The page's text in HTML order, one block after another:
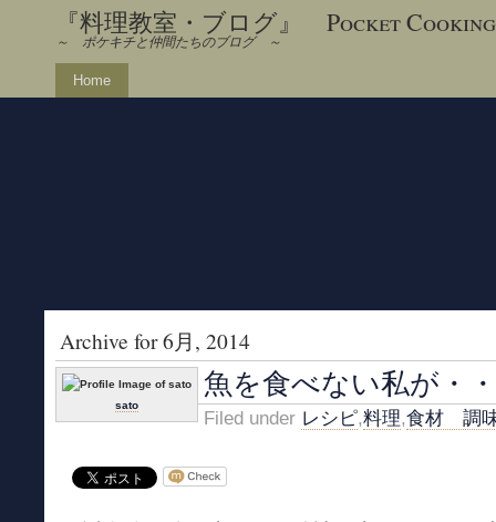
『料理教室・ブログ』 Pocket
～ ポケキチと仲間たちのブログ ～
Home
Archive for 6月, 2014
sato
魚を食べない私が・
Filed under レシピ,料理,食材 調